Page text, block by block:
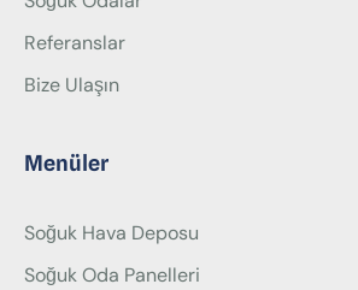
Referanslar
Bize Ulaşın
Menüler
Soğuk Hava Deposu
Soğuk Oda Panelleri